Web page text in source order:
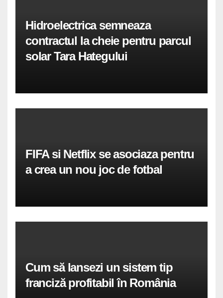
Hidroelectrica semneaza
contractul la cheie pentru parcul
solar Tara Hategului
FIFA si Netflix se asociaza pentru
a crea un nou joc de fotbal
Cum să lansezi un sistem tip
franciză profitabil în România